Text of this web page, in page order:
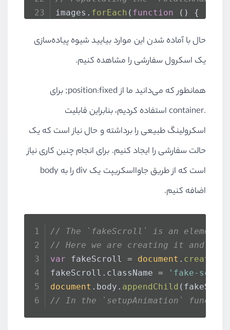
images. forEach ( function ( ) {
  rotateYMaxList.
push(
حال با آماده شدن این موارد بیایید شیوه پیاده‌سازی
یک اسکرول سفارشی را مشاهده کنیم.
همانطور که می‌دانید ما از position:fixed; برای
.container استفاده کردیم، بنابراین قابلیت
اسکرولینگ طبیعی را برداشته و حال نیاز است که یک
حالت سفارشی را ایجاد کنیم. برای انجام چنین کاری نیاز
است که از طریق جاوااسکریپت یک div را به body
اضافه کنیم.
// The `fakeScroll` is an element
// Here we are creating it and
var fakeScroll = document .
fakeScroll. className =
'fake-
document . body . appendChild
// In the `setupAnimation`